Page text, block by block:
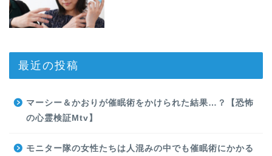
最近の投稿
マーシー＆かおりが催眠術をかけられた結果…？【恐怖
の心霊検証Mtv】
モニター隊の女性たちは人混みの中でも催眠術にかかる